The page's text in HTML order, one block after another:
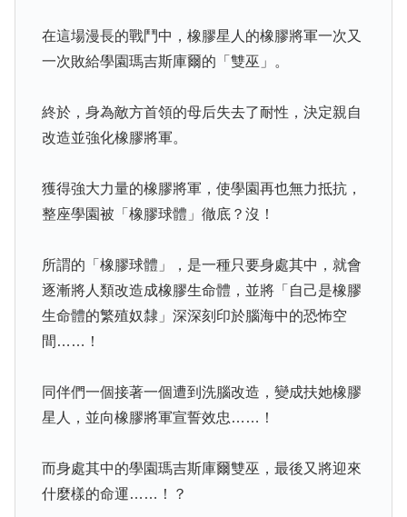
在這場漫長的戰鬥中，橡膠星人的橡膠將軍一次又
一次敗給學園瑪吉斯庫爾的「雙巫」。
終於，身為敵方首領的母后失去了耐性，決定親自
改造並強化橡膠將軍。
獲得強大力量的橡膠將軍，使學園再也無力抵抗，
整座學園被「橡膠球體」徹底？沒！
所謂的「橡膠球體」，是一種只要身處其中，就會
逐漸將人類改造成橡膠生命體，並將「自己是橡膠
生命體的繁殖奴隸」深深刻印於腦海中的恐怖空
間……！
同伴們一個接著一個遭到洗腦改造，變成扶她橡膠
星人，並向橡膠將軍宣誓效忠……！
而身處其中的學園瑪吉斯庫爾雙巫，最後又將迎來
什麼樣的命運……！？